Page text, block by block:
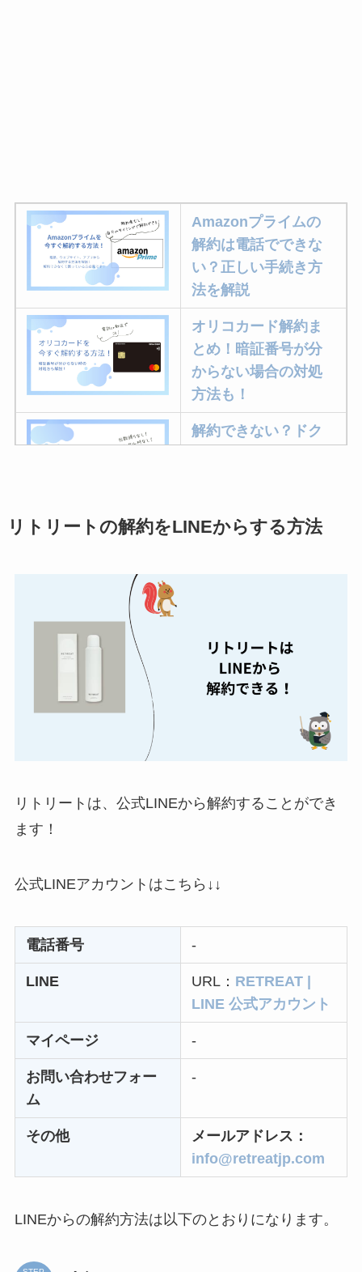
Amazonプライムの
解約は電話でできな
い？正しい手続き方
法を解説
オリコカード解約ま
とめ！暗証番号が分
からない場合の対処
方法も！
解約できない？ドク
ミュゼプラチナムの
とめ！最短手続きや
ベストタイミングを
ユンス美容液の解約
なぜ解約できない？
る方法ある？
ニューZの解約まと
め！電話が繋がらな
い時の裏ワザ
リトリートの解約をLINEからする方法
リトリートは、公式LINEから解約することができ
ます！
公式LINEアカウントはこちら↓↓
電話番号 -
LINE URL： RETREAT |
LINE 公式アカウント
マイページ -
お問い合わせフォー
ム
-
その他
メールアドレス：
info@retreatjp.com
LINEからの解約方法は以下のとおりになります。